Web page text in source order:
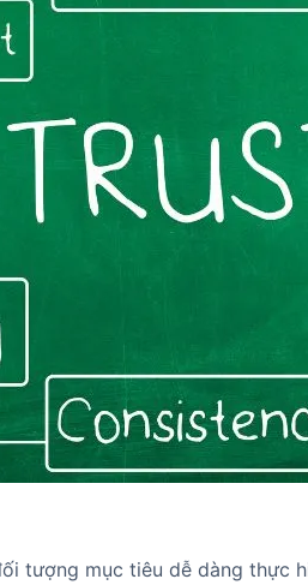
tượng mục tiêu dễ dàng thực